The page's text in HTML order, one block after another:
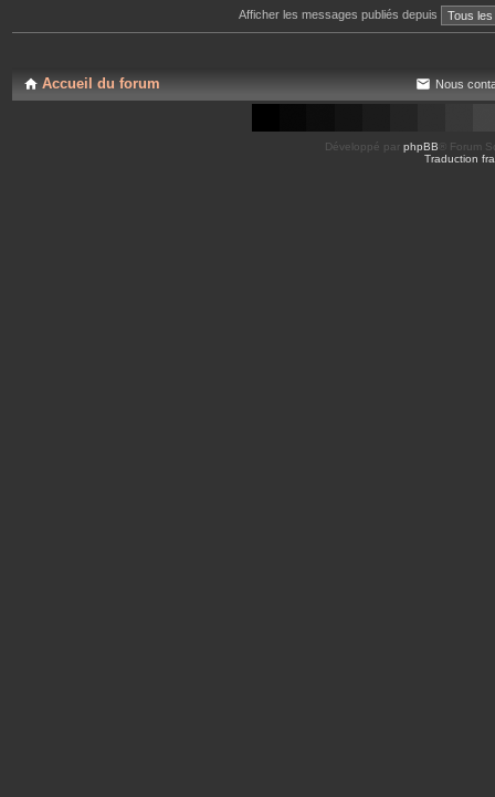
Afficher les messages publiés depuis
Accueil du forum Nous
Développé par phpBB ® Forum
Traduction